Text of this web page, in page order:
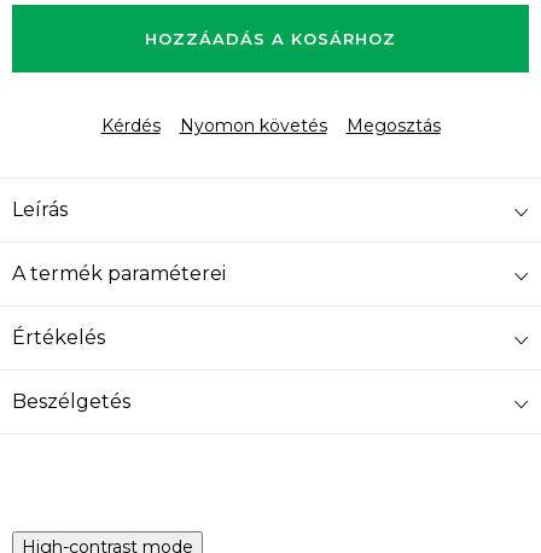
HOZZÁADÁS A KOSÁRHOZ
Kérdés Nyomon követés Megosztás
Leírás
A termék paraméterei
Értékelés
Beszélgetés
High-contrast mode